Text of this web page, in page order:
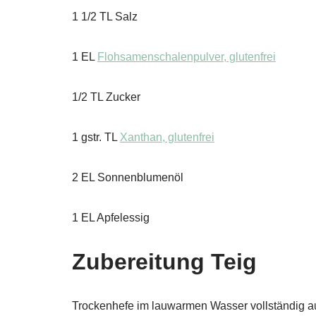
1 1/2 TL Salz
1 EL Flohsamenschalenpulver, glutenfrei
1/2 TL Zucker
1 gstr. TL Xanthan, glutenfrei
2 EL Sonnenblumenöl
1 EL Apfelessig
Zubereitung Teig
Trockenhefe im lauwarmen Wasser vollständig